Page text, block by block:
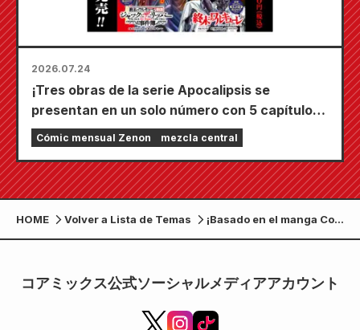
2026.07.24
¡Tres obras de la serie Apocalipsis se
presentan en un solo número con 5 capítulos!
¡El número de septiembre de 2026 de
"Monthly Comic Zenon" sale a la venta el 24
de julio!
Cómic mensual Zenon mezcla central
HOME Volver a Lista de Temas
¡Basado en el manga Coa
Mix! Comienza a
de Kure Kogyo
コアミックス公式ソーシャルメディアアカウント